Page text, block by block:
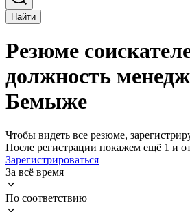
Найти
Резюме
должность
Бемыже
Чтобы видеть все резюме,
После регистрации покажем ещё 1 и
Зарегистрироваться
За всё время
По соответствию